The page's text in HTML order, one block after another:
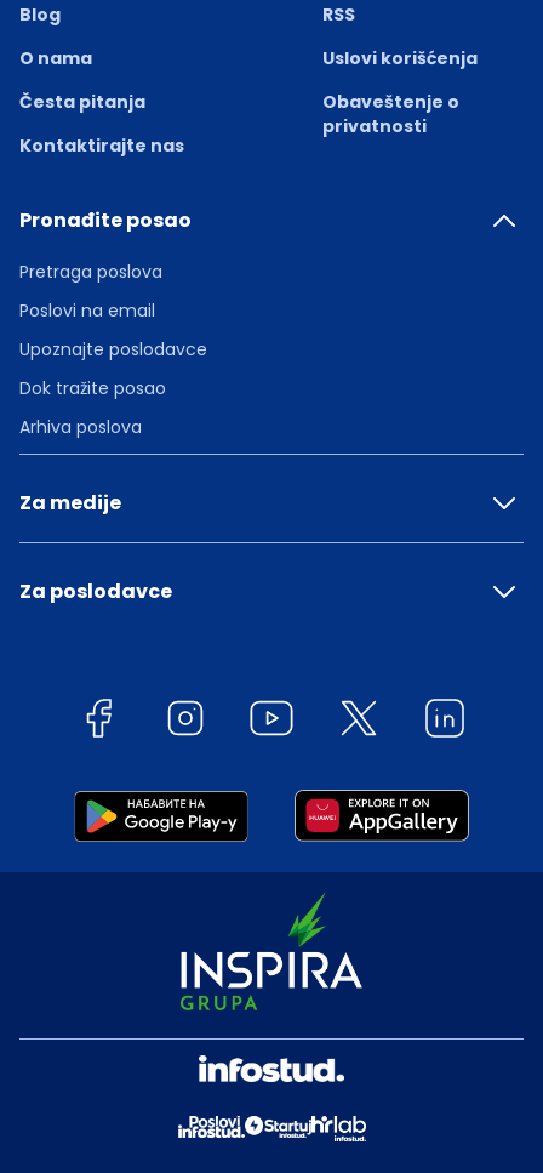
Blog
O nama
Česta pitanja
Kontaktirajte nas
RSS
Uslovi korišćenja
Obaveštenje o
privatnosti
Pronađite posao
Pretraga poslova
Poslovi na email
Upoznajte poslodavce
Dok tražite posao
Arhiva poslova
Za medije
Za poslodavce